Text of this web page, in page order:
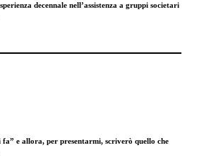
decennale nell’assistenza a gruppi societari
fa” e allora, per presentarmi, scriverò quello che